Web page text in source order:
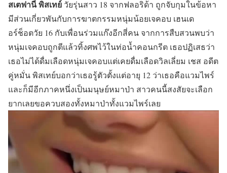
สเตฟานี่ พิสเทย์ วัยรุ่นสาว 18 จากฟลอริด้า ถูกจับกุมในข้อหา
มีส่วนเกี่ยวพันกับการฆาตกรรมหนุ่มน้อยเจคอบ เฮนเด
อร์ช็อตวัย 16 กับเพื่อนร่วมแก๊งอีกสี่คน จากการสืบสวนพบว่า
หนุ่มเจคอบถูกตีแล้วทิ้งศพไว้ในท่อน้ำคอนกรีต เธอปฏิเสธว่า
เธอไม่ได้ดื่มเลือดหนุ่มเจคอบแต่เคยดื่มเลือดวิลเลี่ยม เชส อดีต
คู่หมั่น พิสเทย์บอกว่าเธอรู้ตัวตั้งแต่อายุ 12 ว่าเธอคือแวมไพร์
และก็มีอีกภาคหนึ่งเป็นมนุษย์หมาป่า สาวคนนี้สงสัยจะเลือก
ยากเลยขอควบสองทั้งหมาป่าทั้งแวมไพร์เลย